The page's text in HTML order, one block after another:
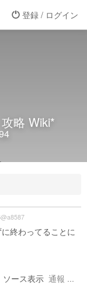
登録 / ログイン
略 Wiki*
終わってることに
ソース表示 通報 ...